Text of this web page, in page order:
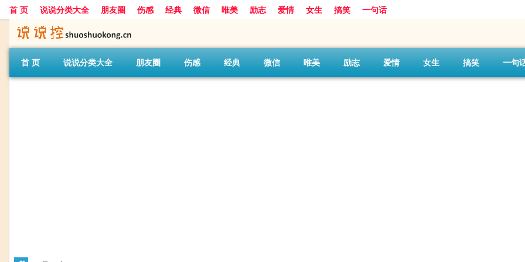
首 页 说说分类大全 朋友圈 伤感 经典 微信 唯美 励志 爱情 女生 搞笑 一句话
首 页 说说分类大全 朋友圈 伤感 经典 微信 唯美 励志 爱情 女生 搞笑 一句